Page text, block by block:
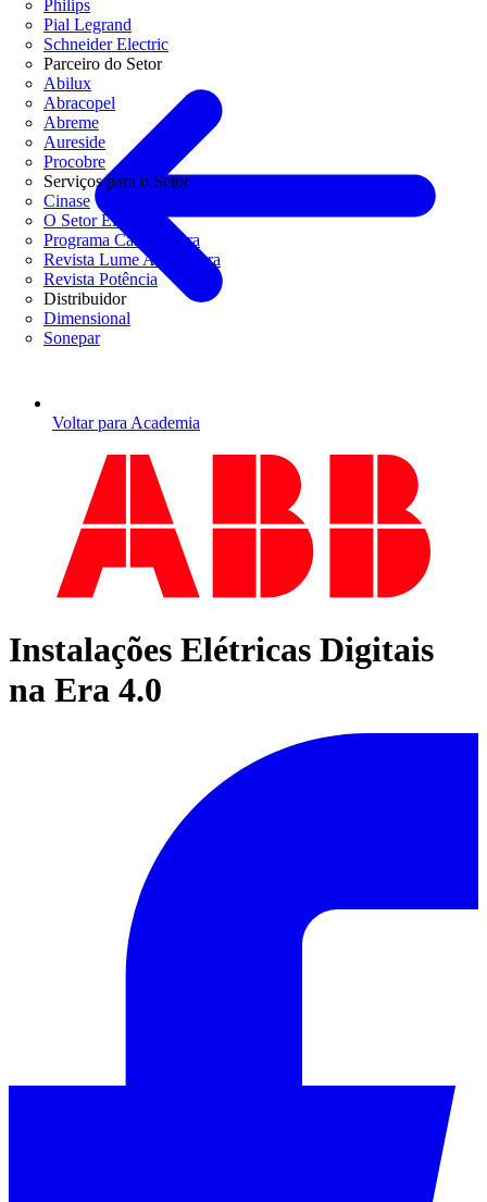
Philips
Pial Legrand
Schneider Electric
Parceiro do Setor
Abilux
Abracopel
Abreme
Aureside
Procobre
Serviços para o Setor
Cinase
O Setor Elétrico
Programa Casa Segura
Revista Lume Arquitetura
Revista Potência
Distribuidor
Dimensional
Sonepar
Voltar para Academia
Instalações Elétricas Digitais
na Era 4.0